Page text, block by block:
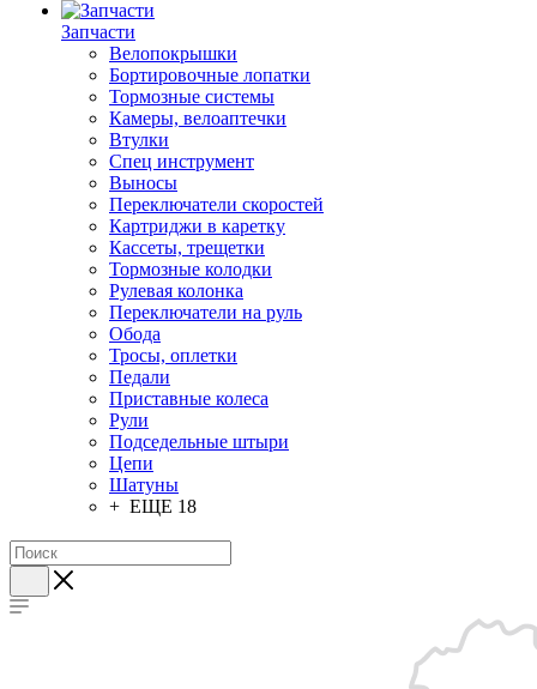
Запчасти
Велопокрышки
Бортировочные лопатки
Тормозные системы
Камеры, велоаптечки
Втулки
Спец инструмент
Выносы
Переключатели скоростей
Картриджи в каретку
Кассеты, трещетки
Тормозные колодки
Рулевая колонка
Переключатели на руль
Обода
Тросы, оплетки
Педали
Приставные колеса
Рули
Подседельные штыри
Цепи
Шатуны
+ ЕЩЕ 18